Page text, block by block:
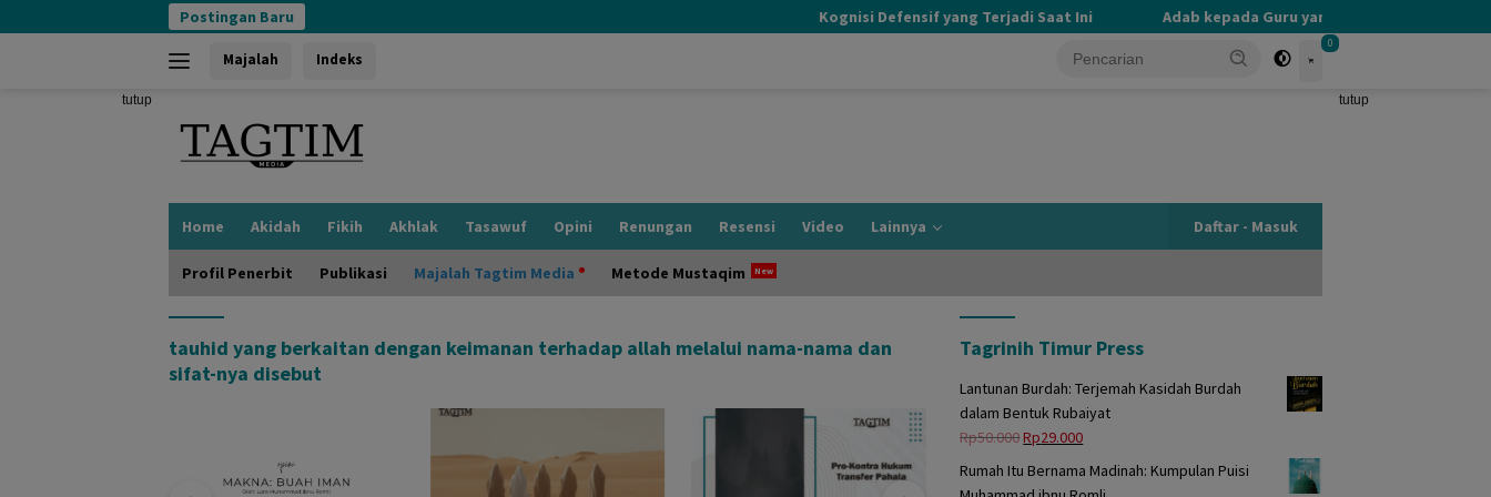
ke
Postingan Baru Kognisi Defensif yang Terjadi Saat Ini Adab kepada Guru yang Terlupakan
Majalah Indeks
0
tutup tutup
Home Akidah Fikih Akhlak Tasawuf Opini Renungan Resensi Video Lainnya Daftar - Masuk
Profil Penerbit Publikasi Majalah Tagtim Media Metode Mustaqim
tauhid yang berkaitan dengan keimanan terhadap allah melalui nama-nama dan
sifat-nya disebut
Tagrinih Timur Press
Lantunan Burdah: Terjemah Kasidah Burdah
dalam Bentuk Rubaiyat
Rp50.000Harga
adalah:
Rp29.000Harga
Rumah Itu Bernama Madinah: Kumpulan Puisi